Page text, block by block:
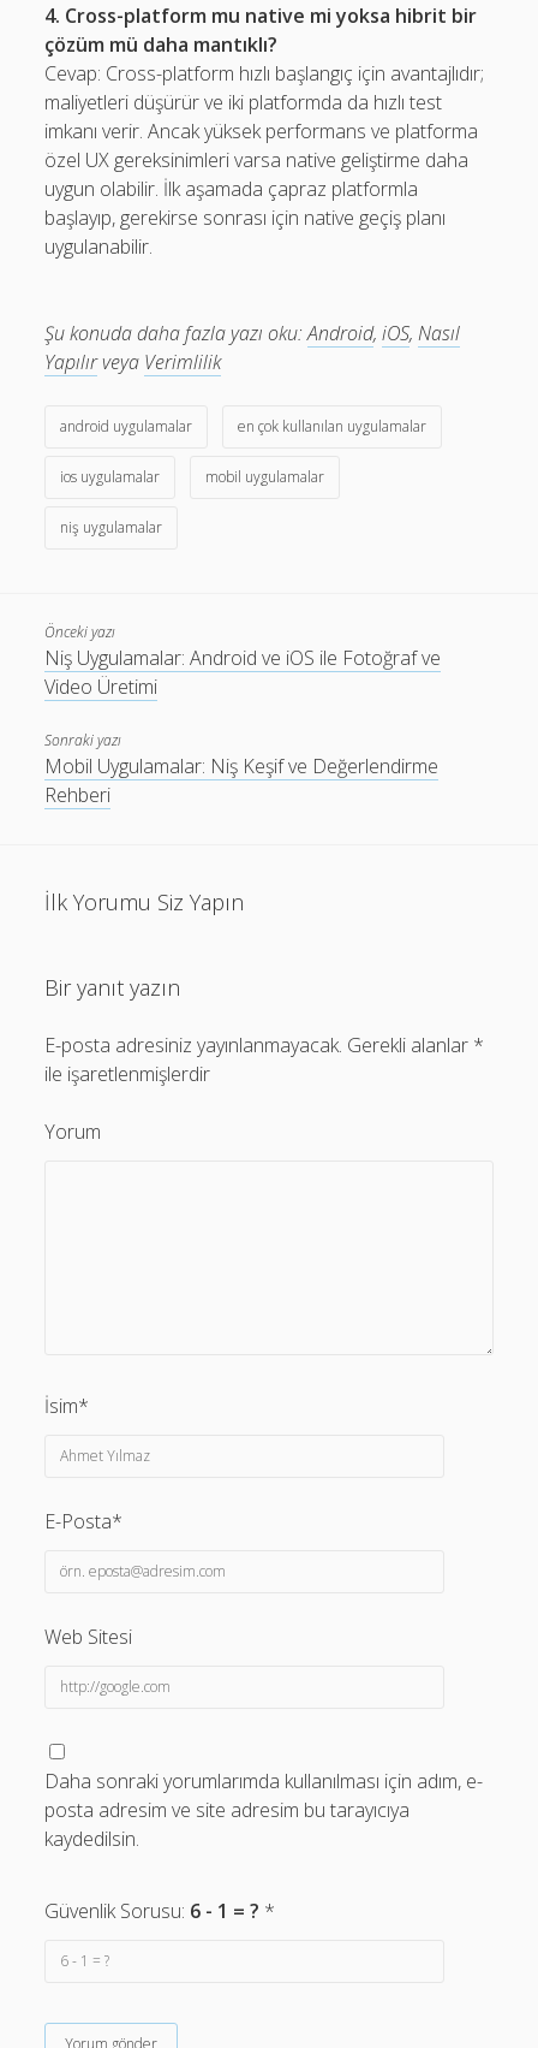
4. Cross-platform mu native mi yoksa hibrit bir
çözüm mü daha mantıklı?
Cevap: Cross-platform hızlı başlangıç için avantajlıdır;
maliyetleri düşürür ve iki platformda da hızlı test
imkanı verir. Ancak yüksek performans ve platforma
özel UX gereksinimleri varsa native geliştirme daha
uygun olabilir. İlk aşamada çapraz platformla
başlayıp, gerekirse sonrası için native geçiş planı
uygulanabilir.
Şu konuda daha fazla yazı oku: Android,iOS,Nasıl
Yapılırveya Verimlilik
android uygulamalar en çok kullanılan uygulamalar
ios uygulamalar mobil uygulamalar
niş uygulamalar
Önceki yazı
Niş Uygulamalar: Android ve iOS ile Fotoğraf ve
Video Üretimi
Sonraki yazı
Mobil Uygulamalar: Niş Keşif ve Değerlendirme
Rehberi
İlk Yorumu Siz Yapın
Bir yanıt yazın
E-posta adresiniz yayınlanmayacak. Gerekli alanlar *
ile işaretlenmişlerdir
Yorum
İsim*
E-Posta*
Web Sitesi
Daha sonraki yorumlarımda kullanılması için adım, e-
posta adresim ve site adresim bu tarayıcıya
kaydedilsin.
Güvenlik Sorusu: 6 - 1 = ? *